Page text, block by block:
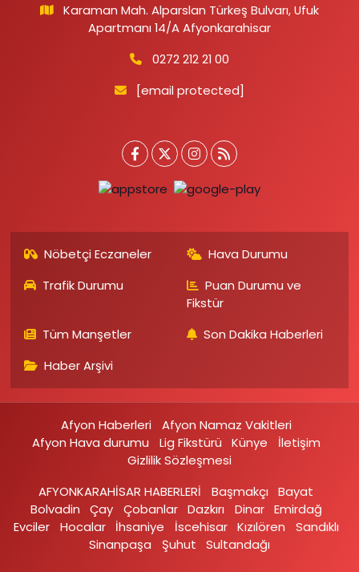
Karaman Mah. Alparslan Türkeş Bulvarı, Ufuk
Apartmanı 14/A Afyonkarahisar
0272 212 21 00
[email protected]
Nöbetçi Eczaneler
Hava Durumu
Trafik Durumu
Puan Durumu ve
Fikstür
Tüm Manşetler
Son Dakika Haberleri
Haber Arşivi
Afyon Haberleri
Afyon Namaz Vakitleri
Afyon Hava durumu
Lig Fikstürü Künye
İletişim
Gizlilik Sözleşmesi
AFYONKARAHİSAR HABERLERİ
Başmakçı
Bayat
Bolvadin
Çay Çobanlar Dazkırı Dinar Emirdağ‎
Evciler‎
Hocalar İhsaniye‎ İscehisar Kızılören‎
Sandıklı‎
Sinanpaşa
Şuhut Sultandağı